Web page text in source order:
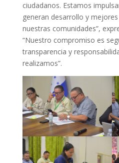
ciudadanos. Estamos
generan desarrollo y
nuestras comunidades”,
“Nuestro compromiso es
transparencia y
realizamos”.